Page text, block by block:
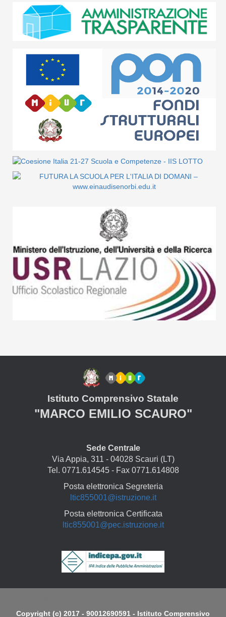
Istituto Comprensivo Statale
"MARCO EMILIO SCAURO"
Sede Centrale
Via Appia, 311 - 04028 Scauri (LT)
Tel. 0771.614545 - Fax 0771.614808
Posta elettronica Segreteria
ltic855001@istruzione.it
Posta elettronica Certificata
ltic855001@pec.istruzione.it
Copyright (c) 2017 - 90012690591 - Istituto Comprensivo